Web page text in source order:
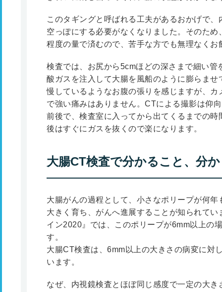
このタギングと呼ばれる工夫があるおかげで
空っぽにする必要がなくなりました。そのた
程度の量で済むので、苦手な方でも無理なくお
検査では、お尻から5cmほどの深さまで細い管
酸ガスを注入して大腸を風船のように膨らま
慢しているようなお腹の張りを感じますが、
で強い痛みはありません。CTによる撮影は仰
前後で、検査室に入ってから出てくるまでの
後はすぐにガスを抜くので楽になります。
大腸CT検査で分かること、分
大腸がんの過程として、小さなポリープが何
大きく育ち、がんへ進展することが知られて
イン2020』では、このポリープが6mm以上の
す。
大腸CT検査は、6mm以上の大きさの病変に対
います。
なぜ、内視鏡検査とほぼ同じ感度で一定の大